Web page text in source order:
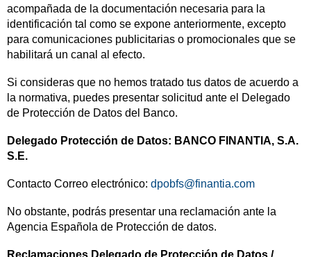
acompañada de la documentación necesaria para la
identificación tal como se expone anteriormente, excepto
para comunicaciones publicitarias o promocionales que se
habilitará un canal al efecto.
Si consideras que no hemos tratado tus datos de acuerdo a
la normativa, puedes presentar solicitud ante el Delegado
de Protección de Datos del Banco.
Delegado Protección de Datos: BANCO FINANTIA, S.A.
S.E.
Contacto Correo electrónico: dpobfs@finantia.com
No obstante, podrás presentar una reclamación ante la
Agencia Española de Protección de datos.
Reclamaciones Delegado de Protección de Datos /